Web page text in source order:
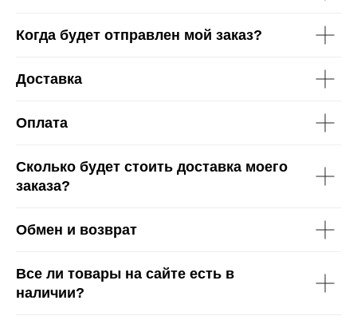
Когда будет отправлен мой заказ?
Доставка
Оплата
Сколько будет стоить доставка моего
заказа?
Обмен и возврат
Все ли товары на сайте есть в
наличии?